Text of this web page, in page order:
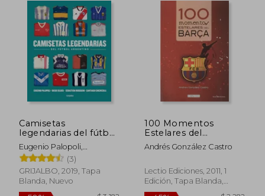
45%
dcto. $ 1.354 dcto.
Camisetas
legendarias del fútbol
argentino
Eugenio Palopoli,
Sebastián Ruggiero, Diego
Silber, Santiago Chichizola
(3)
GRIJALBO, 2019, Tapa
Blanda, Nuevo
100 Momentos
Estelares del
Barça(9788415088165)
Andrés González Castro
Lectio Ediciones, 2011, 1
Edición, Tapa Blanda,
Nuevo